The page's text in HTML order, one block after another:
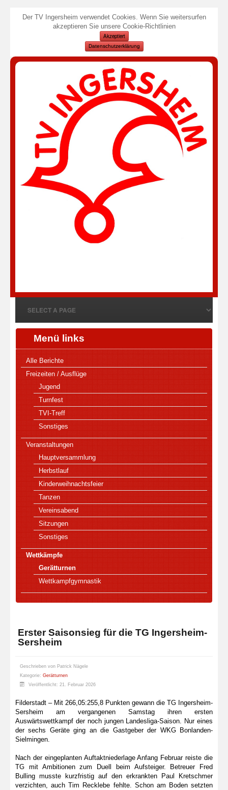
Der TV Ingersheim verwendet Cookies. Wenn Sie weitersurfen
akzeptieren Sie unsere Cookie-Richtlinien
Akzeptiert
Datenschutzerklärung
Menü links
Alle Berichte
Freizeiten / Ausflüge
Jugend
Turnfest
TVI-Treff
Sonstiges
Veranstaltungen
Hauptversammlung
Herbstlauf
Kinderweihnachtsfeier
Tanzen
Vereinsabend
Sitzungen
Sonstiges
Wettkämpfe
Gerätturnen
Wettkampfgymnastik
Erster Saisonsieg für die TG Ingersheim-
Sersheim
Geschrieben von Patrick Nägele
Kategorie: Gerätturnen
Veröffentlicht: 21. Februar 2026
Filderstadt – Mit 266,05:255,8 Punkten gewann die TG Ingersheim-
Sersheim am vergangenen Samstag ihren ersten
Auswärtswettkampf der noch jungen Landesliga-Saison. Nur eines
der sechs Geräte ging an die Gastgeber der WKG Bonlanden-
Sielmingen.
Nach der eingeplanten Auftaktniederlage Anfang Februar reiste die
TG mit Ambitionen zum Duell beim Aufsteiger. Betreuer Fred
Bulling musste kurzfristig auf den erkrankten Paul Kretschmer
verzichten, auch Tim Recklebe fehlte. Schon am Boden setzten